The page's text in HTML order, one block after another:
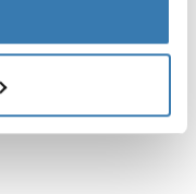
AB
335 73 Hillerstorp,